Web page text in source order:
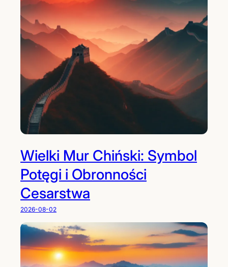
ę
d
z
y
ś
w
i
t
y
i
m
i
g
ó
r
a
Wielki Mur Chiński: Symbol
Potęgi i Obronności
Cesarstwa
2026-08-02